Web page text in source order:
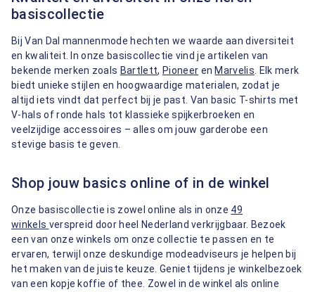
basiscollectie
Bij Van Dal mannenmode hechten we waarde aan diversiteit
en kwaliteit. In onze basiscollectie vind je artikelen van
bekende merken zoals Bartlett, Pioneer en Marvelis . Elk merk
biedt unieke stijlen en hoogwaardige materialen, zodat je
altijd iets vindt dat perfect bij je past. Van basic T-shirts met
V-hals of ronde hals tot klassieke spijkerbroeken en
veelzijdige accessoires – alles om jouw garderobe een
stevige basis te geven.
Shop jouw basics online of in de winkel
Onze basiscollectie is zowel online als in onze 49
winkels verspreid door heel Nederland verkrijgbaar. Bezoek
een van onze winkels om onze collectie te passen en te
ervaren, terwijl onze deskundige modeadviseurs je helpen bij
het maken van de juiste keuze. Geniet tijdens je winkelbezoek
van een kopje koffie of thee. Zowel in de winkel als online